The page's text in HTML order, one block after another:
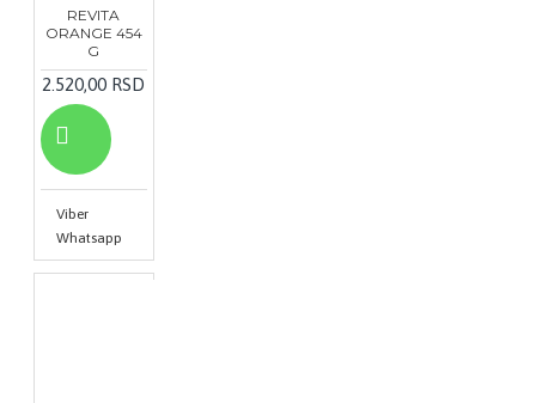
REVITA
ORANGE 454
G
2.520,00 RSD
Viber
Whatsapp